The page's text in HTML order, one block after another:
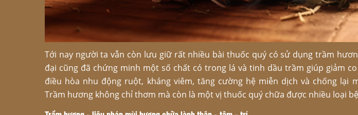
Tới nay người ta vẫn còn lưu giữ rất nhiều bài thuốc quý có sử dụng trầm
đại cũng đã chứng minh một số chất có trong lá và tinh dầu trầm giúp giảm
điều hòa nhu động ruột, kháng viêm, tăng cường hệ miễn dịch và chống lại
Trầm hương không chỉ thơm mà còn là một vị thuốc quý chữa được nhiều loại